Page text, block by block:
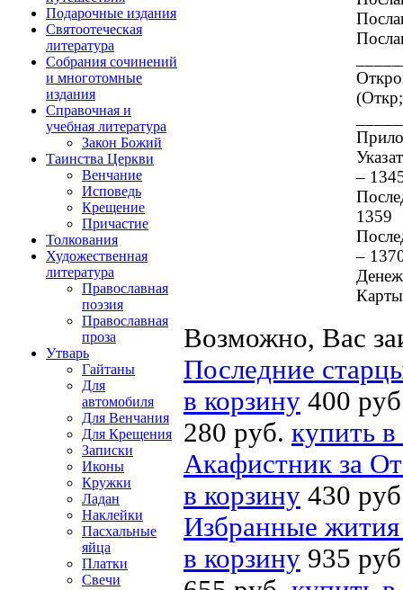
Подарочные издания
Святоотеческая
литература
Собрания сочинений
и многотомные
издания
Справочная и
учебная литература
Закон Божий
Таинства Церкви
Венчание
Исповедь
Крещение
Причастие
Толкования
Художественная
литература
Православная
поэзия
Православная
проза
Утварь
Гайтаны
Для
автомобиля
Для Венчания
Для Крещения
Записки
Иконы
Кружки
Ладан
Наклейки
Пасхальные
яйца
Платки
Свечи
–
1359
–
Возможно, Вас
Последние
в корзину 400
280 руб. купить
Акафистник за
в корзину 430
Избранные
в корзину 935